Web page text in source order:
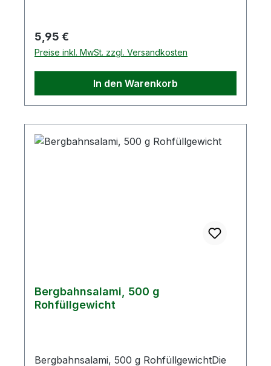
E250, Gewürze (Senf, Sellerie), Dextrose,
Maltose, Antioxidationsmittel E301,
EiweißdarmAllergene: Senf,
SellerieDurchschnittliche NährwerteAngabe
je 100 gBrennwert1506 kJBrennwert360
kcalFett30,79 g- davon gesättigte
davon Zucker1,76 gEiweiß19,71 gSalz2,8 g
Regulärer Preis:
5,95 €
Preise inkl. MwSt. zzgl. Versandkosten
In den Warenkorb
Bergbahnsalami, 500 g
Rohfüllgewicht
Bergbahnsalami, 500 g RohfüllgewichtDie